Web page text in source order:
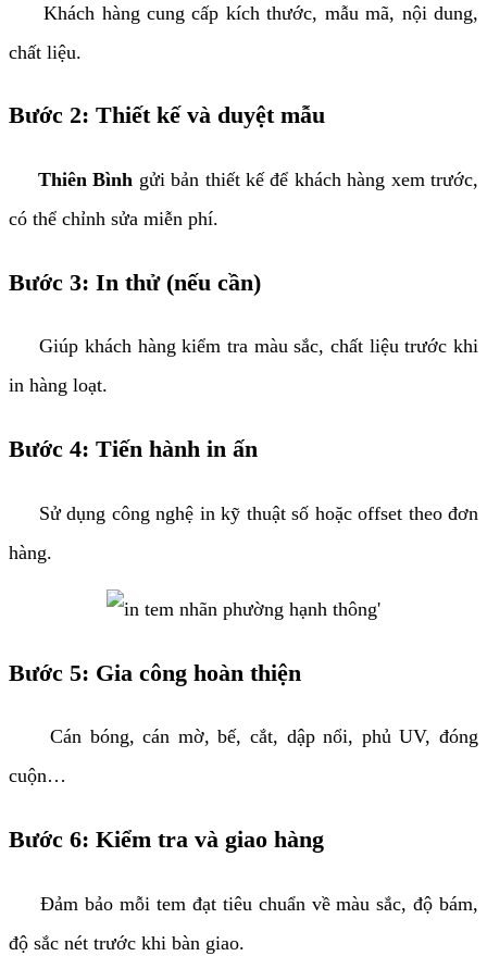
Khách hàng cung cấp kích thước, mẫu mã, nội dung,
chất liệu.
Bước 2: Thiết kế và duyệt mẫu
Thiên Bình gửi bản thiết kế để khách hàng xem trước,
có thể chỉnh sửa miễn phí.
Bước 3: In thử (nếu cần)
Giúp khách hàng kiểm tra màu sắc, chất liệu trước khi
in hàng loạt.
Bước 4: Tiến hành in ấn
Sử dụng công nghệ in kỹ thuật số hoặc offset theo đơn
hàng.
'
Bước 5: Gia công hoàn thiện
Cán bóng, cán mờ, bế, cắt, dập nổi, phủ UV, đóng
cuộn…
Bước 6: Kiểm tra và giao hàng
Đảm bảo mỗi tem đạt tiêu chuẩn về màu sắc, độ bám,
độ sắc nét trước khi bàn giao.